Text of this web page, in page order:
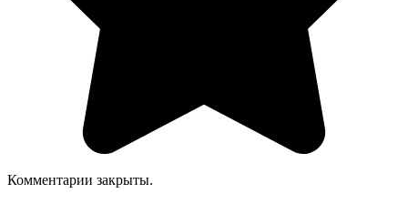
Комментарии закрыты.